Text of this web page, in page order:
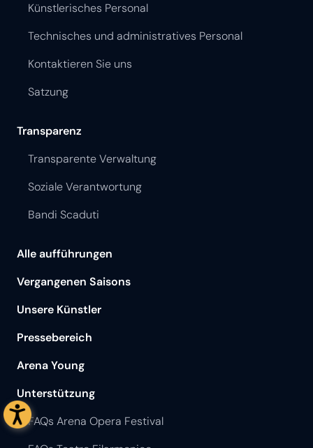
Künstlerisches Personal
Technisches und administratives Personal
Kontaktieren Sie uns
Satzung
Transparenz
Transparente Verwaltung
Soziale Verantwortung
Bandi Scaduti
Alle aufführungen
Vergangenen Saisons
Unsere Künstler
Pressebereich
Arena Young
Unterstützung
FAQs Arena Opera Festival